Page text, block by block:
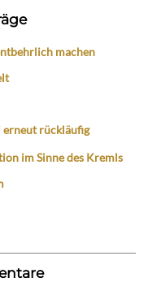
machen
rückläufig
im Sinne des Kremls